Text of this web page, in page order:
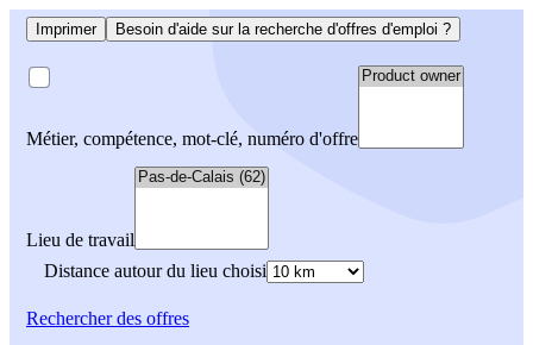
Imprimer Besoin d'aide sur la recherche d'offres d'emploi ?
Métier, compétence, mot-clé, numéro d'offre
Lieu de travail
Distance autour du lieu choisi
Rechercherdes offres